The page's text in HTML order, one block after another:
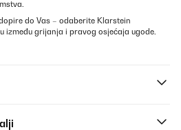
do Vas – odaberite Klarstein
između grijanja i pravog osjećaja ugode.